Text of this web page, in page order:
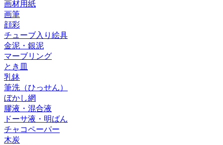
画材用紙
画筆
顔彩
チューブ入り絵具
金泥・銀泥
マーブリング
とき皿
乳鉢
筆洗（ひっせん）
ぼかし網
膠液・混合液
ドーサ液・明ばん
チャコペーパー
木炭